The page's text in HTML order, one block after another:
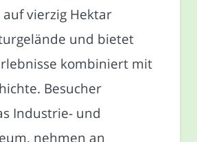
auf vierzig Hektar
und bietet
kombiniert mit
Besucher
Industrie- und
nehmen an